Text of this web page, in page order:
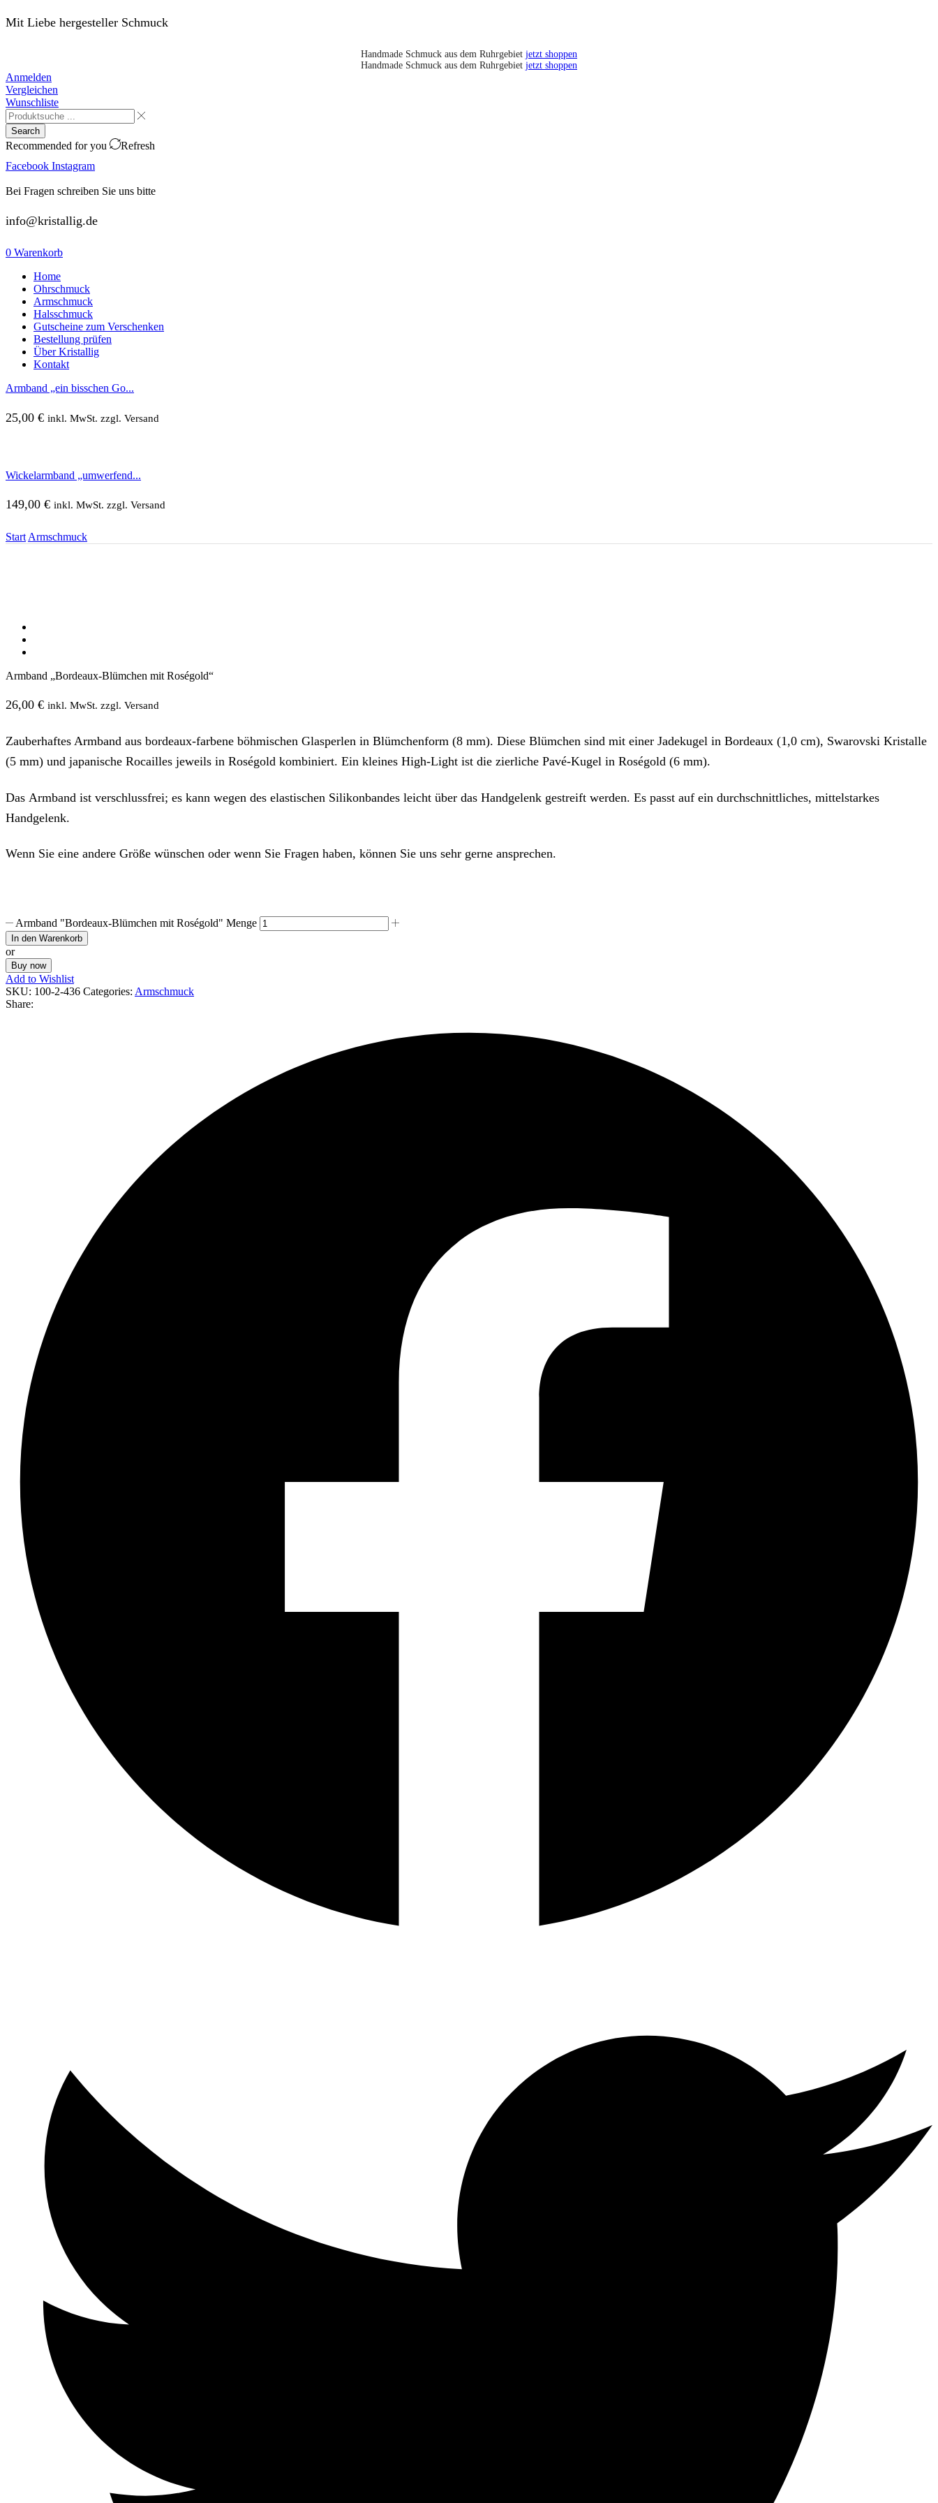
Mit Liebe hergesteller Schmuck
Handmade Schmuck aus dem Ruhrgebiet jetzt shoppen
Handmade Schmuck aus dem Ruhrgebiet jetzt shoppen
Anmelden
Vergleichen
Wunschliste
Search
Recommended for you
Refresh
Facebook Instagram
Bei Fragen schreiben Sie uns bitte
info@kristallig.de
0 Warenkorb
Home
Ohrschmuck
Armschmuck
Halsschmuck
Gutscheine zum Verschenken
Bestellung prüfen
Über Kristallig
Kontakt
Armband „ein bisschen Go...
25,00 € inkl. MwSt. zzgl. Versand
Wickelarmband „umwerfend...
149,00 € inkl. MwSt. zzgl. Versand
Start Armschmuck
Armband „Bordeaux-Blümchen mit Roségold“
26,00 € inkl. MwSt. zzgl. Versand
Zauberhaftes Armband aus bordeaux-farbene böhmischen Glasperlen in Blümchenform (8 mm). Diese Blümchen sind mit einer Jadekugel in Bordeaux (1,0 cm), Swarovski Kristalle
(5 mm) und japanische Rocailles jeweils in Roségold kombiniert. Ein kleines High-Light ist die zierliche Pavé-Kugel in Roségold (6 mm).
Das Armband ist verschlussfrei; es kann wegen des elastischen Silikonbandes leicht über das Handgelenk gestreift werden. Es passt auf ein durchschnittliches, mittelstarkes
Handgelenk.
Wenn Sie eine andere Größe wünschen oder wenn Sie Fragen haben, können Sie uns sehr gerne ansprechen.
Armband "Bordeaux-Blümchen mit Roségold" Menge
In den Warenkorb
or
Buy now
Add to Wishlist
SKU: 100-2-436 Categories: Armschmuck
Share: